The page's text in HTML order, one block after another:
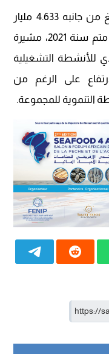
وأكدت “مناجم” أن صافي الديون بلغ من جانبه 4.633 مليار
درهم، مقابل 4.345 مليار درهم عند متم سنة 2021، مشيرة
للأنشطة التشغيلية
على الرغم من
التنموية للمجموعة.